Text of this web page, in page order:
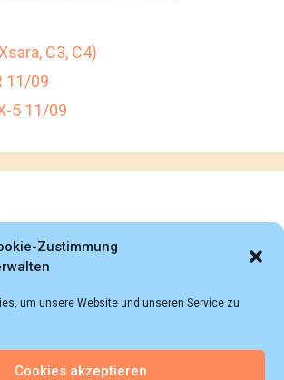
Zustimmung
um unsere Website und unseren Service zu
Cookies akzeptieren
C3, C4)
11/09
5 11/09